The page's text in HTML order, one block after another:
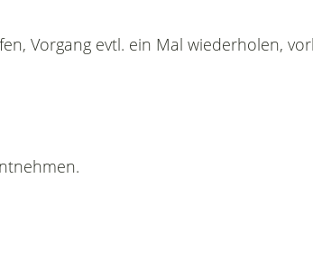
Vorgang evtl. ein Mal wiederholen,